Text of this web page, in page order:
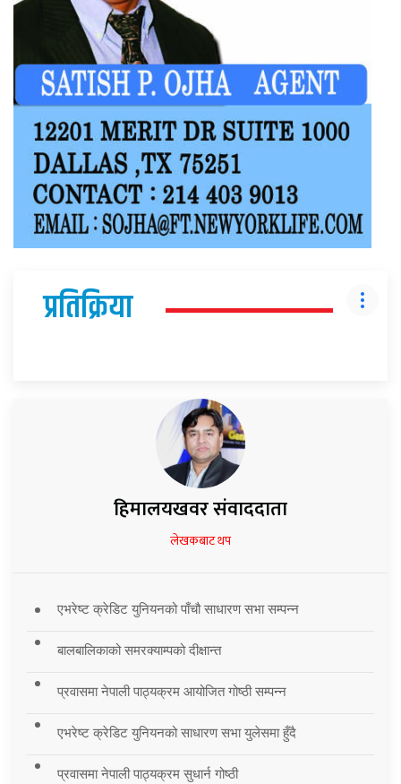
प्रतिक्रिया
हिमालयखवर संवाददाता
लेखकबाट थप
एभरेष्ट क्रेडिट युनियनको पाँचौ साधारण सभा सम्पन्न
बालबालिकाको समरक्याम्पको दीक्षान्त
प्रवासमा नेपाली पाठ्यक्रम आयोजित गोष्ठी सम्पन्न
एभरेष्ट क्रेडिट युनियनको साधारण सभा युलेसमा हुँदै
प्रवासमा नेपाली पाठ्यक्रम सुधार्न गोष्ठी